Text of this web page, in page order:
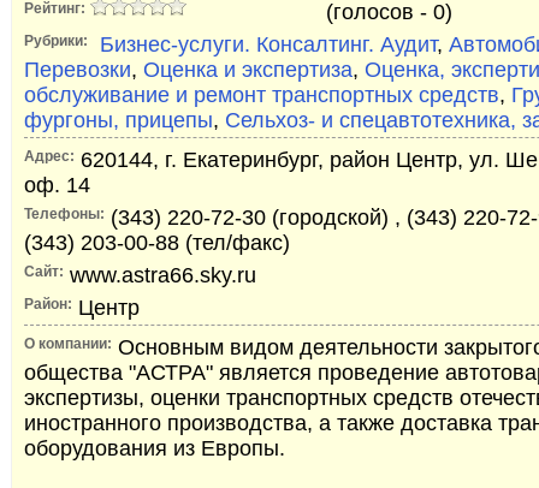
Рейтинг: (голосов - 0)
Рубрики: Бизнес-услуги. Консалтинг. Аудит,
Перевозки, Оценка и экспертиза, Оценка,
обслуживание и ремонт транспортных средств,
фургоны, прицепы, Сельхоз- и спецавтотехника,
Адрес: 620144, г. Екатеринбург, район Центр, ул.
оф. 14
Телефоны: (343) 220-72-30 (городской) , (343) 220-
(343) 203-00-88 (тел/факс)
Сайт: www.astra66.sky.ru
Район: Центр
О компании: Основным видом деятельности
общества "АСТРА" является проведение
экспертизы, оценки транспортных средств
иностранного производства, а также доставка
оборудования из Европы.